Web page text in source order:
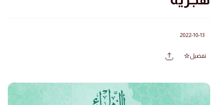
2022-10-13
تفضيل